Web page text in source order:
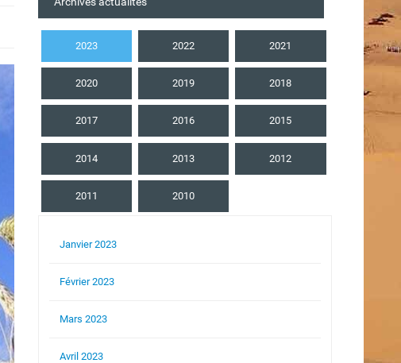
2023 2022 2021
2020 2019 2018
2017 2016 2015
2014 2013 2012
2011 2010
Janvier 2023
Février 2023
Mars 2023
Avril 2023